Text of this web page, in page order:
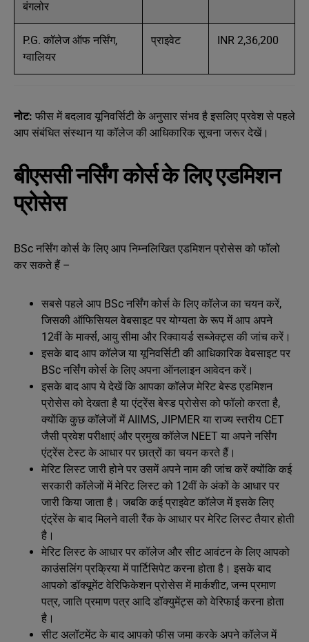
बंगलोर
P.G. कॉलेज ऑफ नर्सिंग,
ग्वालियर
प्राइवेट INR 2,36,200
नोट: फीस में बदलाव यूनिवर्सिटी के अनुसार संभव है इसलिए प्रवेश से पहले
आप संबंधित संस्थान या कॉलेज की आधिकारिक सूचना जरूर देखें।
बीएससी नर्सिंग कोर्स के लिए एडमिशन
प्रोसेस
BSc नर्सिंग कोर्स के लिए आप निम्नलिखित एडमिशन प्रोसेस को फॉलो
कर सकते हैं –
सबसे पहले आप BSc नर्सिंग कोर्स के लिए कॉलेज का चयन करें,
जिसकी ऑफिसियल वेबसाइट पर योग्यता के रूप में आप अपने
12वीं के मार्क्स, आयु सीमा और रिक्वायर्ड सब्जेक्ट्स की जांच करें।
इसके बाद आप कॉलेज या यूनिवर्सिटी की आधिकारिक वेबसाइट पर
BSc नर्सिंग कोर्स के लिए अपना ऑनलाइन आवेदन करें।
इसके बाद आप ये देखें कि आपका कॉलेज मेरिट बेस्ड एडमिशन
प्रोसेस को देखता है या एंट्रेंस बेस्ड प्रोसेस को फॉलो करता है,
क्योंकि कुछ कॉलेजों में AIIMS, JIPMER या राज्य स्तरीय CET
जैसी प्रवेश परीक्षाएं और प्रमुख कॉलेज NEET या अपने नर्सिंग
एंट्रेंस टेस्ट के आधार पर छात्रों का चयन करते हैं।
मेरिट लिस्ट जारी होने पर उसमें अपने नाम की जांच करें क्योंकि कई
सरकारी कॉलेजों में मेरिट लिस्ट को 12वीं के अंकों के आधार पर
जारी किया जाता है। जबकि कई प्राइवेट कॉलेज में इसके लिए
एंट्रेंस के बाद मिलने वाली रैंक के आधार पर मेरिट लिस्ट तैयार होती
है।
मेरिट लिस्ट के आधार पर कॉलेज और सीट आवंटन के लिए आपको
काउंसलिंग प्रक्रिया में पार्टिसिपेट करना होता है। इसके बाद
आपको डॉक्यूमेंट वेरिफिकेशन प्रोसेस में मार्कशीट, जन्म प्रमाण
पत्र, जाति प्रमाण पत्र आदि डॉक्युमेंट्स को वेरिफाई करना होता
है।
सीट अलॉटमेंट के बाद आपको फीस जमा करके अपने कॉलेज में